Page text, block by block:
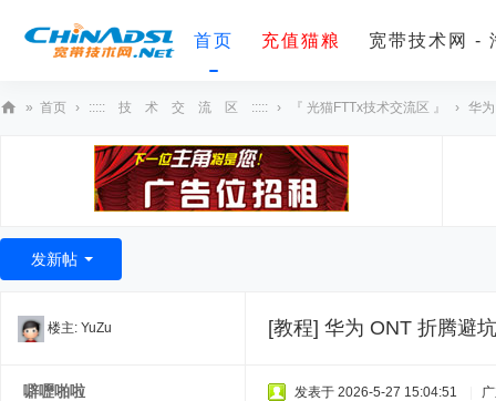
首页 充值猫粮 宽带技术网 -
术
» 首页 › ::::: 技 术 交 流 区 ::::: › 『 光猫FTTx技术交流区 』 › 华
发新帖
楼主: YuZu [教程] 华为 ONT 折腾避
噼嚦啪啦 发表于 2026-5-27 15:04:51